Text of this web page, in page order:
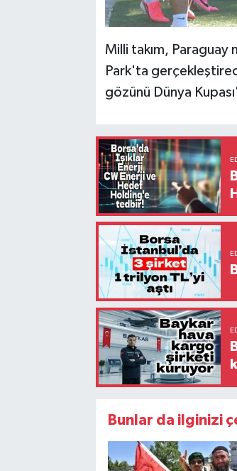
Milli takım, Paraguay
Park'ta
gözünü Dünya
Bunlar da ilginizi